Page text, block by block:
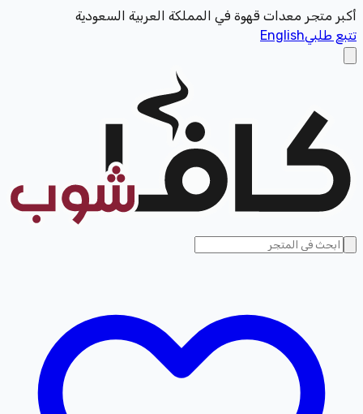
أكبر متجر معدات قهوة في المملكة العربية السعودية
تتبع طلبيEnglish